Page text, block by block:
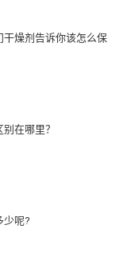
燥剂告诉你该怎么保
在哪里？
少呢?